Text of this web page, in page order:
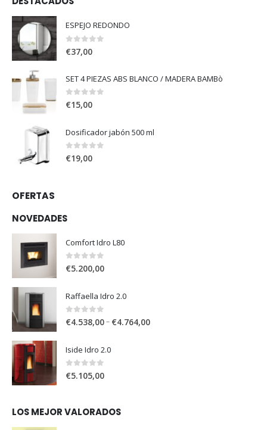
ESPEJO REDONDO
0out of 5
€37,00
SET 4 PIEZAS ABS BLANCO / MADERA BAMBò
0 out of 5
€15,00
Dosificador jabón 500 ml
0 out of 5
€19,00
OFERTAS
NOVEDADES
Comfort Idro L80
0out of 5
€5.200,00
Raffaella Idro 2.0
0 out of 5
€4.538,00– €4.764,00
Iside Idro 2.0
0out of 5
€5.105,00
LOS MEJOR VALORADOS